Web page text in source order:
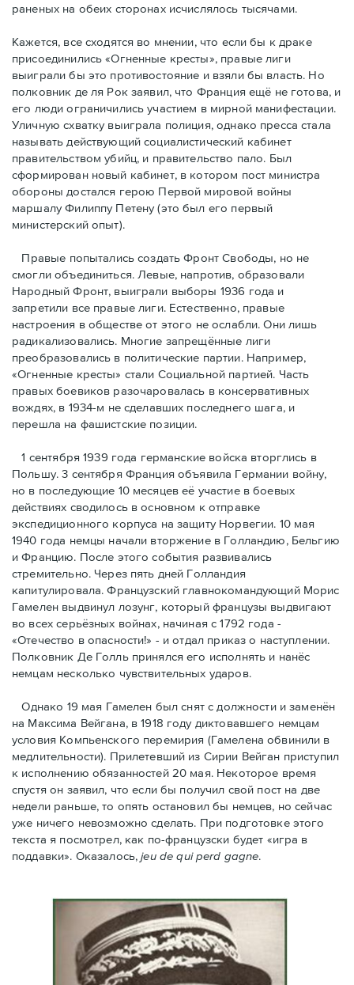
раненых на обеих сторонах исчислялось тысячами.
Кажется, все сходятся во мнении, что если бы к драке
присоединились «Огненные кресты», правые лиги
выиграли бы это противостояние и взяли бы власть. Но
полковник де ля Рок заявил, что Франция ещё не готова, и
его люди ограничились участием в мирной манифестации.
Уличную схватку выиграла полиция, однако пресса стала
называть действующий социалистический кабинет
правительством убийц, и правительство пало. Был
сформирован новый кабинет, в котором пост министра
обороны достался герою Первой мировой войны
маршалу Филиппу Петену (это был его первый
министерский опыт).
Правые пoпытались создать Фронт Свободы, но не
смогли объединиться. Левые, напротив, образовали
Народный Фронт, выиграли выборы 1936 года и
запретили все правые лиги. Естественно, правые
настроения в обществе от этого не ослабли. Они лишь
радикализовались. Многие запрещённые лиги
преобразовались в политические партии. Например,
«Огненные кресты» стали Социальной партией. Часть
правых боевиков разочаровалась в консервативных
вождях, в 1934-м не сделавших последнего шага, и
перешла на фашистские позиции.
1 сентября 1939 года германские войска вторглись в
Польшу. 3 сентября Франция объявила Германии войну,
но в последующие 10 месяцев её участие в боевых
действиях сводилось в основном к отправке
экспедиционного корпуса на защиту Норвегии. 10 мая
1940 года немцы начали вторжение в Голландию, Бельгию
и Францию. После этого события развивались
стремительно. Через пять дней Голландия
капитулировала. Французский главнокомандующий Морис
Гамелен выдвинул лозунг, который французы выдвигают
во всех серьёзных войнах, начиная с 1792 года -
«Отечество в опасности!» - и отдал приказ о наступлении.
Полковник Дe Голль принялся его исполнять и нанёс
немцам несколько чувствительных ударов.
Однако 19 мая Гамелен был снят с должности и заменён
на Максима Вейгана, в 1918 году диктовавшего немцам
условия Компьенского перемирия (Гамелена обвинили в
медлительности). Прилетевший из Сирии Вейган приступил
к исполнению обязанностей 20 мая. Hекоторое время
спустя oн заявил, что если бы получил свой пост на две
недели раньше, то опять остановил бы немцев, но сейчас
уже ничего невозможно сделать. При подготовке этого
текста я посмотрел, как по-французски будет «игра в
поддавки». Оказалось,jeu de qui perd gagne.